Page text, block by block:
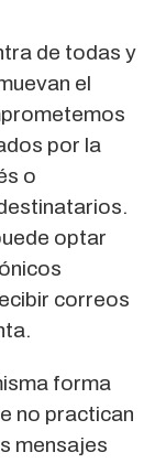
de todas y
el
por la
o
optar
correos
forma
no practican
mensajes